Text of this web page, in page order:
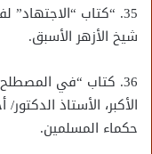
35. “كتاب
شيخ الأزهر الأسبق.
36. كتاب “في
الأكبر، الأستاذ
حكماء المسلمين.